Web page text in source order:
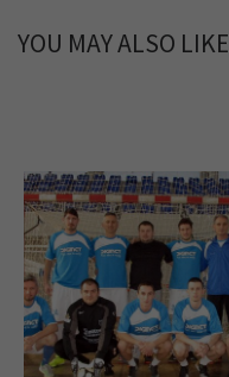
YOU MAY ALSO LIKE